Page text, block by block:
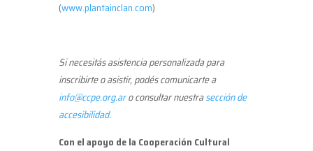
(www.plantainclan.com)
Si necesitás asistencia personalizada para
inscribirte o asistir, podés comunicarte a
info@ccpe.org.aro consultar nuestrasección de
accesibilidad.
Con el apoyo de la Cooperación Cultural